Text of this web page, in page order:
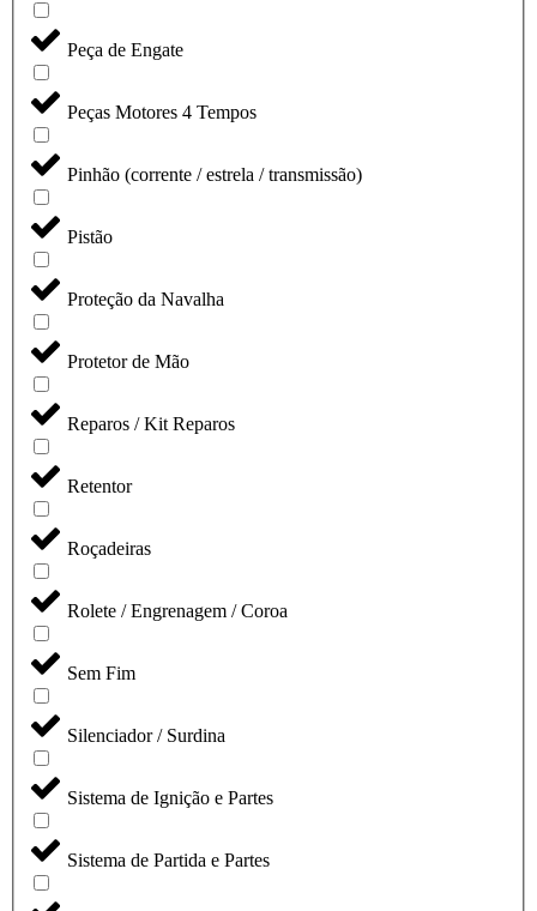
Peça de Engate
Peças Motores 4 Tempos
Pinhão (corrente / estrela / transmissão)
Pistão
Proteção da Navalha
Protetor de Mão
Reparos / Kit Reparos
Retentor
Roçadeiras
Rolete / Engrenagem / Coroa
Sem Fim
Silenciador / Surdina
Sistema de Ignição e Partes
Sistema de Partida e Partes